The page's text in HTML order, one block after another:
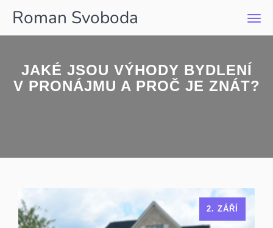
Roman Svoboda
JAKÉ JSOU VÝHODY BYDLENÍ
V PRONÁJMU A PROČ JE ZNÁT?
2. ZÁŘÍ